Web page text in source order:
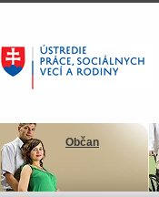
Občan